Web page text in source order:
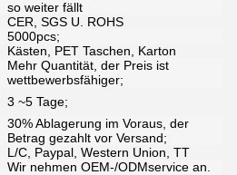
so weiter fällt
CER, SGS U. ROHS
5000pcs;
Kästen, PET Taschen, Karton
Mehr Quantität, der Preis ist
wettbewerbsfähiger;
3 ~5 Tage;
30% Ablagerung im Voraus, der
Betrag gezahlt vor Versand;
L/C, Paypal, Western Union, TT
Wir nehmen OEM-/ODMservice an.